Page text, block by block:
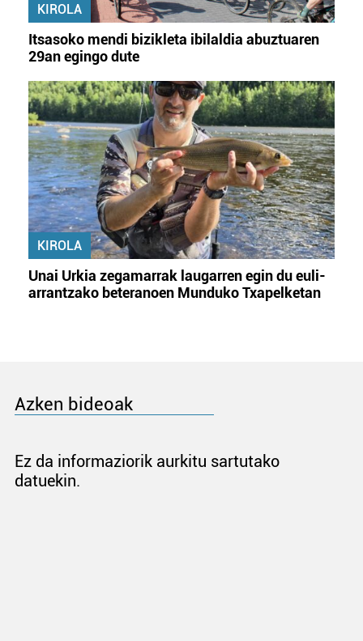
KIROLA
Itsasoko mendi bizikleta ibilaldia abuztuaren
29an egingo dute
KIROLA
Unai Urkia zegamarrak laugarren egin du euli-
arrantzako beteranoen Munduko Txapelketan
Azken bideoak
Ez da informaziorik aurkitu sartutako
datuekin.